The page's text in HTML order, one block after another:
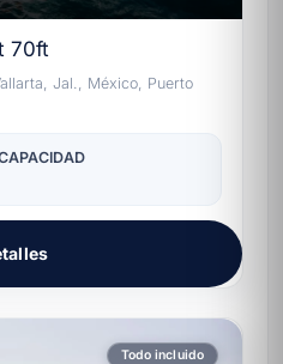
70ft
Jal., México, Puerto
Todo incluido